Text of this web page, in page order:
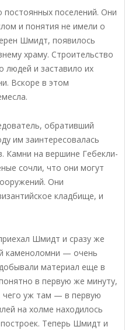
поселений. Они
и понятия не имели о
Шмидт, появилось
храму. Строительство
людей и заставило их
Вскоре в этом
обративший
им заинтересовалась
Камни на вершине Гебекли-
сочли, что они могут
Они
кладбище, и
Шмидт и сразу же
каменоломни — очень
материал еще в
в первую же минуту,
уж там — в первую
на холме находилось
Теперь Шмидт и